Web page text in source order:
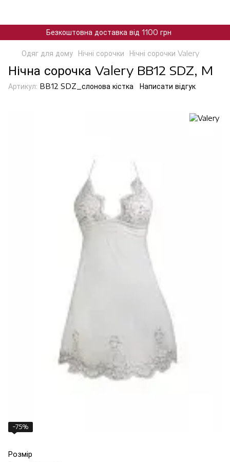
Безкоштовна доставка від 1100 грн
Одяг для дому Нічні сорочки Нічні сорочки Valery
Нічна сорочка Valery BB12 SDZ, M
Артикул: BB12 SDZ_слонова кiстка Написати відгук
−75%
Розмір